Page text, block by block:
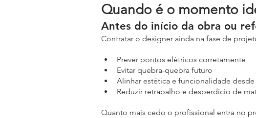
Quando é o momento
Antes do início da obra ou
Contratar o designer ainda na fase de
Prever pontos elétricos corretamente
Evitar quebra-quebra futuro
Alinhar estética e funcionalidade
Reduzir retrabalho e desperdício de
Quanto mais cedo o profissional entra no